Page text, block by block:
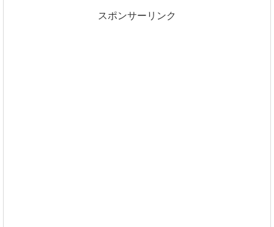
スポンサーリンク